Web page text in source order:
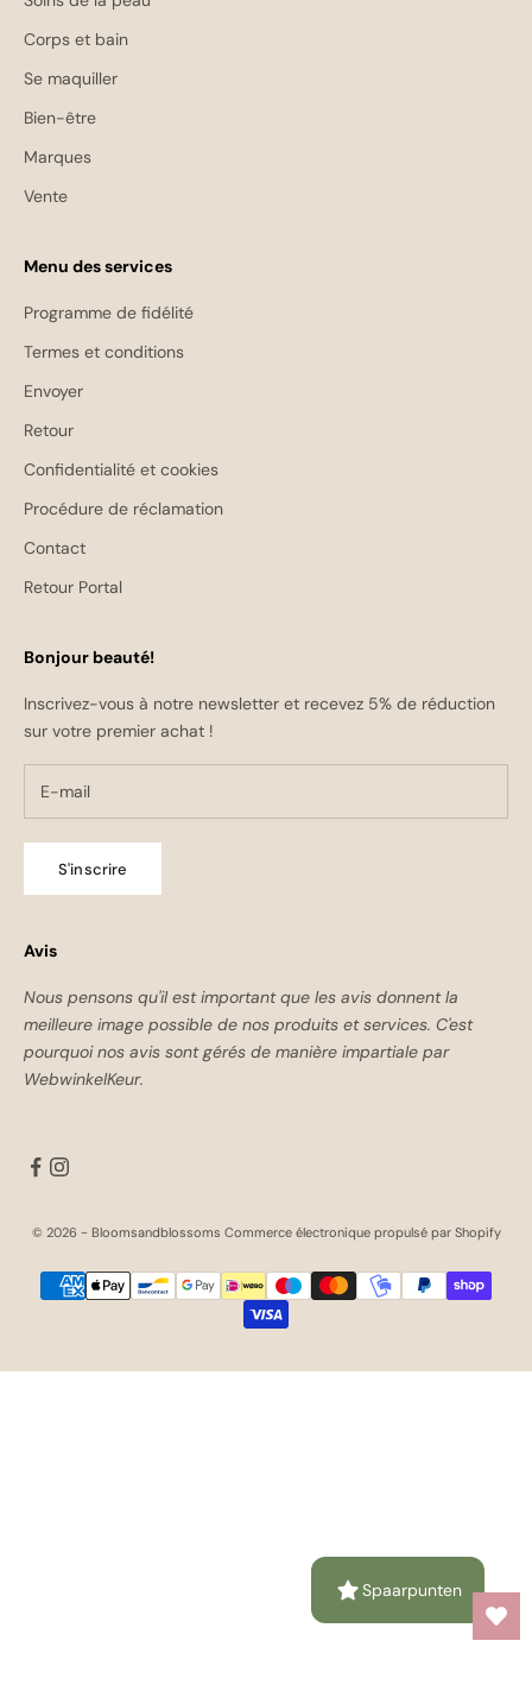
Corps et bain
Se maquiller
Bien-être
Marques
Vente
Menu des services
Programme de fidélité
Termes et conditions
Envoyer
Retour
Confidentialité et cookies
Procédure de réclamation
Contact
Retour Portal
Bonjour beauté!
Inscrivez-vous à notre newsletter et recevez 5% de réduction
sur votre premier achat !
S'inscrire
Avis
Nous pensons qu'il est important que les avis donnent la
meilleure image possible de nos produits et services. C'est
pourquoi nos avis sont gérés de manière impartiale par
WebwinkelKeur.
© 2026 - Bloomsandblossoms Commerce électronique propulsé par Shopify
Spaarpunten